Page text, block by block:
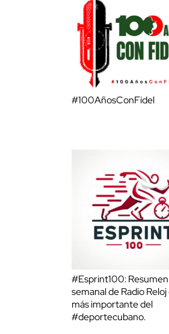
#100AñosConFidel
#Esprint100: Resumen
semanal de Radio
más importante del
#deportecubano.